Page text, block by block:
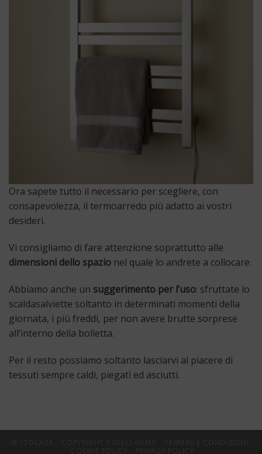
Ora sapete tutto il necessario per scegliere, con
consapevolezza, il termoarredo più adatto ai vostri
desideri.
Vi consigliamo di fare attenzione soprattutto alle
dimensioni dello spazio nel quale lo andrete a collocare.
Abbiamo anche un suggerimento per l’uso: sfruttate lo
scaldasalviette soltanto in determinati momenti della
giornata, i più freddi, per non avere brutte sorprese
all’interno della bolletta.
Per il resto possiamo soltanto lasciarvi al piacere di
tessuti sempre caldi, piegati ed asciutti.